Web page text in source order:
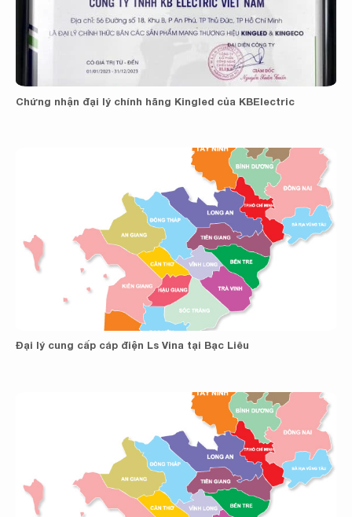
Chứng nhận đại lý chính hãng Kingled của KBElectric
Đại lý cung cấp cáp điện Ls Vina tại Bạc Liêu